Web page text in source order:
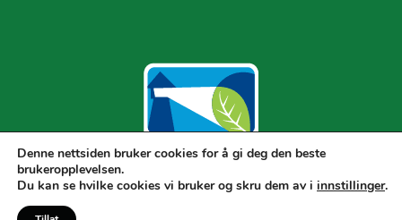
Denne nettsiden bruker cookies for å gi deg den beste
brukeropplevelsen.
Du kan se hvilke cookies vi bruker og skru dem av i innstillinger.